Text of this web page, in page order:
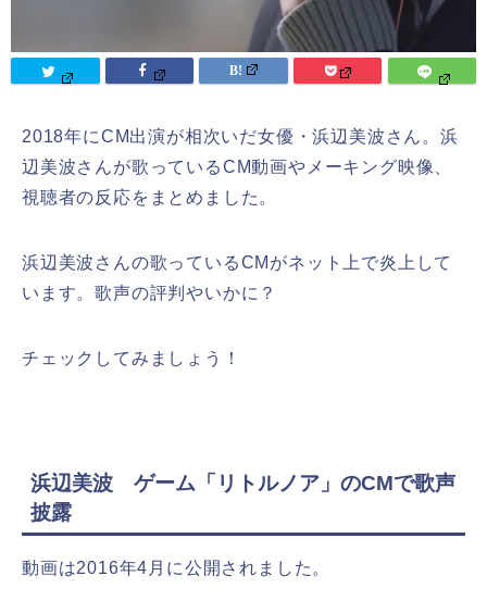
2018年にCM出演が相次いだ女優・浜辺美波さん。浜
辺美波さんが歌っているCM動画やメーキング映像、
視聴者の反応をまとめました。
浜辺美波さんの歌っているCMがネット上で炎上して
います。歌声の評判やいかに？
チェックしてみましょう！
浜辺美波 ゲーム「リトルノア」のCMで歌声
披露
動画は2016年4月に公開されました。